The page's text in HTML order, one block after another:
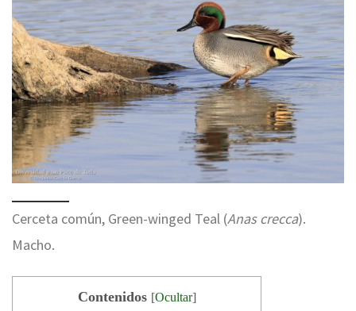
Cerceta común, Green-winged Teal (Anas crecca).
Macho.
Contenidos [Ocultar]